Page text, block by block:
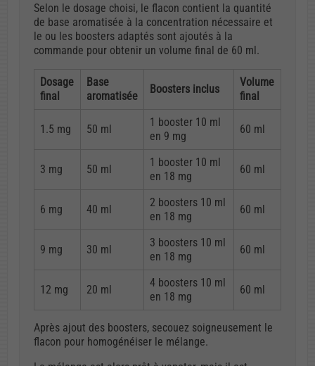
Selon le dosage choisi, le flacon contient la quantité
de base aromatisée à la concentration nécessaire et
le ou les boosters adaptés sont ajoutés à la
commande pour obtenir un volume final de 60 ml.
Dosage
final
Base
aromatisée
Boosters inclus
Volume
final
1.5 mg 50 ml
1 booster 10 ml
en 9 mg
60 ml
3 mg 50 ml
1 booster 10 ml
en 18 mg
60 ml
6 mg 40 ml
2 boosters 10 ml
en 18 mg
60 ml
9 mg 30 ml
3 boosters 10 ml
en 18 mg
60 ml
12 mg 20 ml
4 boosters 10 ml
en 18 mg
60 ml
Après ajout des boosters, secouez soigneusement le
flacon pour homogénéiser le mélange.